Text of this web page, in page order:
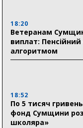
18:20
Ветеранам
виплат:
алгоритмом
18:52
По 5 тисяч
фонд Сумщини
школяра»